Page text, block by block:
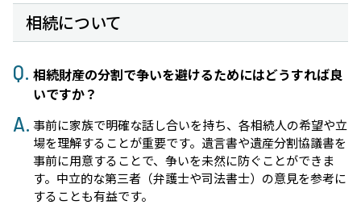
相続について
相続財産の分割で争いを避けるためにはどうすれば良
いですか？
事前に家族で明確な話し合いを持ち、各相続人の希望や立
場を理解することが重要です。遺言書や遺産分割協議書を
事前に用意することで、争いを未然に防ぐことができま
す。中立的な第三者（弁護士や司法書士）の意見を参考に
することも有益です。